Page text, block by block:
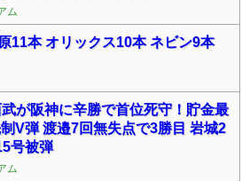
ム
11本 オリックス10本 ネビン9本
武が阪神に辛勝で首位死守！貯金最
V弾 渡邉7回無失点で3勝目 岩城2
号被弾
ム